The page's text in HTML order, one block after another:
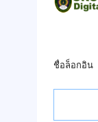
ชื่อล็อกอิน